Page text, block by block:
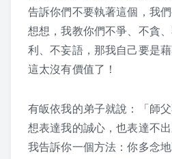
2019 懷少節
2018 懷少節
2016 活動剪影
2015 活動剪影
告訴你們不要執著這個，我
想想，我教你們不爭、不貪
利、不妄語，那我自己要是
這太沒有價值了！
有皈依我的弟子就說：「師
想表達我的誠心，也表達不出
我告訴你一個方法：你多念